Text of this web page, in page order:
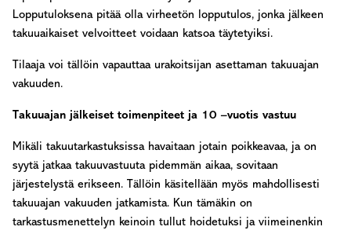
Lopputuloksena pitää olla virheetön lopputulos, jonka jälkeen
takuuaikaiset velvoitteet voidaan katsoa täytetyiksi.
Tilaaja voi tällöin vapauttaa urakoitsijan asettaman takuuajan
vakuuden.
Takuuajan jälkeiset toimenpiteet ja 10 –vuotis vastuu
Mikäli takuutarkastuksissa havaitaan jotain poikkeavaa, ja on
syytä jatkaa takuuvastuuta pidemmän aikaa, sovitaan
järjestelystä erikseen. Tällöin käsitellään myös mahdollisesti
takuuajan vakuuden jatkamista. Kun tämäkin on
tarkastusmenettelyn keinoin tullut hoidetuksi ja viimeinenkin